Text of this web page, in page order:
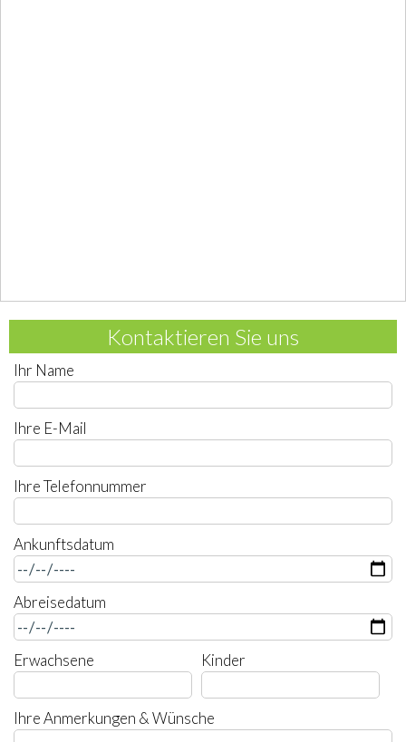
Kontaktieren Sie uns
Ihr Name
Ihre E-Mail
Ihre Telefonnummer
Ankunftsdatum
Abreisedatum
Erwachsene Kinder
Ihre Anmerkungen & Wünsche